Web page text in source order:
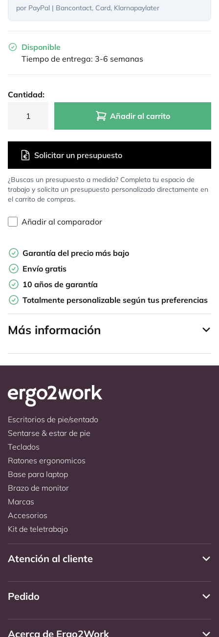
por PayPal | Bancontact, Card, Klarnapaylater
Disponible
Tiempo de entrega: 3-6 semanas
Cantidad:
Añadir al carrito
¿Buscas un presupuesto a medida? Completa tu espacio de
trabajo y solicita un presupuesto personalizado directamente en
el carrito de compras.
Solicitar un presupuesto
Añadir al comparador
Garantía del precio más bajo
Envío gratis
10 años de garantía
Totalmente personalizable según tus preferencias
Más información
Escritorios de pie/sentado
Sentarse & estar de pie
Teclados
Ratones ergonomicos
Base para laptop
Brazo de monitor
Marcas
Accesorios
Kit de teletrabajo
Atención al cliente
Pedido
Acerca de Ergo2Work